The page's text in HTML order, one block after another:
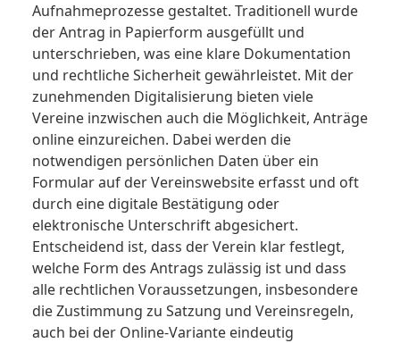
Aufnahmeprozesse gestaltet. Traditionell wurde
der Antrag in Papierform ausgefüllt und
unterschrieben, was eine klare Dokumentation
und rechtliche Sicherheit gewährleistet. Mit der
zunehmenden Digitalisierung bieten viele
Vereine inzwischen auch die Möglichkeit, Anträge
online einzureichen. Dabei werden die
notwendigen persönlichen Daten über ein
Formular auf der Vereinswebsite erfasst und oft
durch eine digitale Bestätigung oder
elektronische Unterschrift abgesichert.
Entscheidend ist, dass der Verein klar festlegt,
welche Form des Antrags zulässig ist und dass
alle rechtlichen Voraussetzungen, insbesondere
die Zustimmung zu Satzung und Vereinsregeln,
auch bei der Online-Variante eindeutig